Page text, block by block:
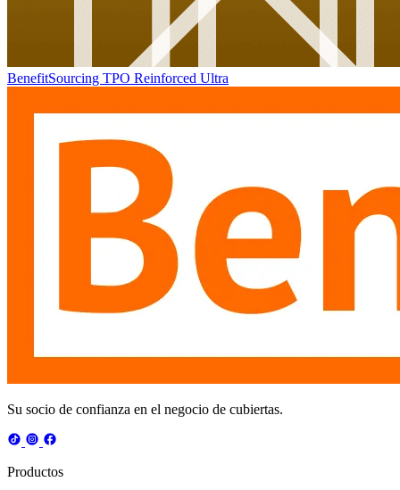
BenefitSourcing TPO Reinforced Ultra
Su socio de confianza en el negocio de cubiertas.
Productos